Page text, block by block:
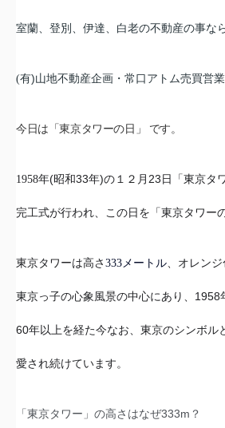
室蘭、登別、伊達、白老の不動産の事な
(有)山地不動産企画・常口アトム売買営
今日は「東京タワーの日」 です。
1958年(昭和33年)の１２月 23 日「東京タ
完工式が行われ、 この日を「東京タワー
東京タワーは高さ 333 メートル 、オレン
東京っ子の心象風景の中心にあり、 1958
60年以上を経た今なお、 東京のシンボル
愛され続けています。
「東京タワー」の高さはなぜ333m ？